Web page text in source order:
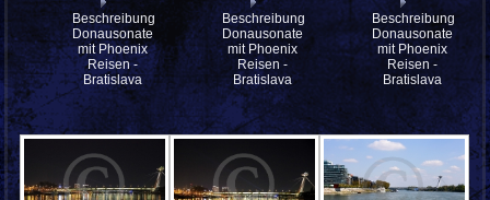
Beschreibung:
Donausonate
mit Phoenix
Reisen -
Bratislava
Beschreibung:
Donausonate
mit Phoenix
Reisen -
Bratislava
Beschreibung:
Donausonate
mit Phoenix
Reisen -
Bratislava